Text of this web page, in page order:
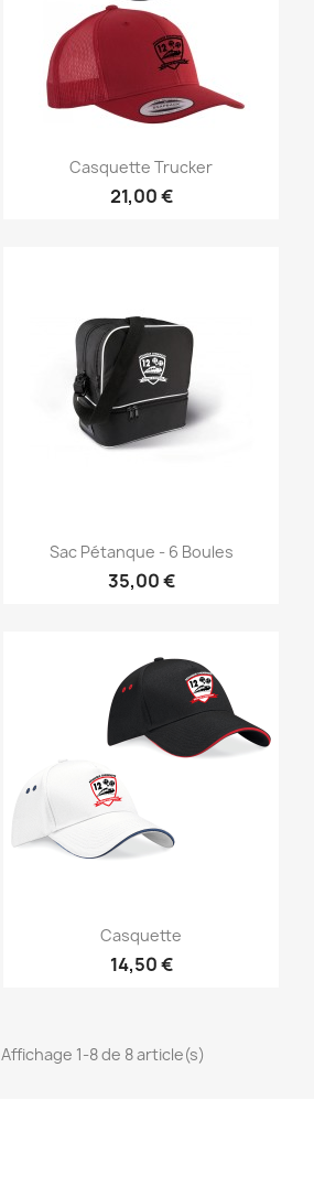
Casquette Trucker
21,00 €
Sac Pétanque - 6 Boules
35,00 €
Casquette
14,50 €
Affichage 1-8 de 8 article(s)